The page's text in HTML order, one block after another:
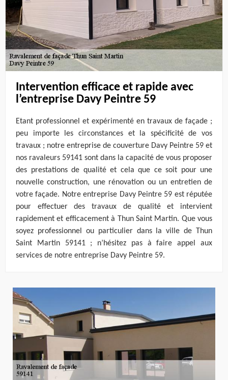
Intervention efficace et rapide avec
l’entreprise Davy Peintre 59
Etant professionnel et expérimenté en travaux de façade ;
peu importe les circonstances et la spécificité de vos
travaux ; notre entreprise de couverture Davy Peintre 59 et
nos ravaleurs 59141 sont dans la capacité de vous proposer
des prestations de qualité et cela que ce soit pour une
nouvelle construction, une rénovation ou un entretien de
votre façade. Notre entreprise Davy Peintre 59 est réputée
pour effectuer des travaux de qualité et intervient
rapidement et efficacement à Thun Saint Martin. Que vous
soyez professionnel ou particulier dans la ville de Thun
Saint Martin 59141 ; n’hésitez pas à faire appel aux
services de notre entreprise Davy Peintre 59.